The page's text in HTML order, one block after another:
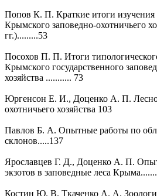
Попов К. П. Краткие итоги изучения
Крымского заповедно-охотничьего
гг.).........53
Посохов П. П. Итоги
Крымского государственного
хозяйства ........... 73
Юргенсон Е. И., Доценко А. П.
охотничьего хозяйства 103
Павлов Б. А. Опытные работы по
склонов.....137
Ярославцев Г. Д., Доценко А. П.
экзотов в заповедные леса
Костин Ю. В. Ткаченко А. А.